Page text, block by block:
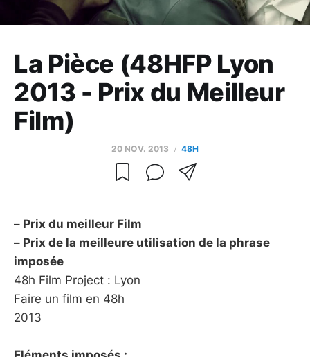
La Pièce (48HFP Lyon
2013 - Prix du Meilleur
Film)
20 NOV. 2013 48H
– Prix du meilleur Film
– Prix de la meilleure utilisation de la phrase
imposée
48h Film Project : Lyon
Faire un film en 48h
2013